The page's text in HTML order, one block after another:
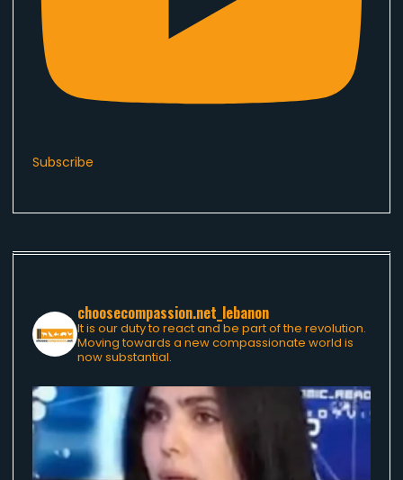
Subscribe
choosecompassion.net_lebanon
It is our duty to react and be part of the revolution.
Moving towards a new compassionate world is
now substantial.